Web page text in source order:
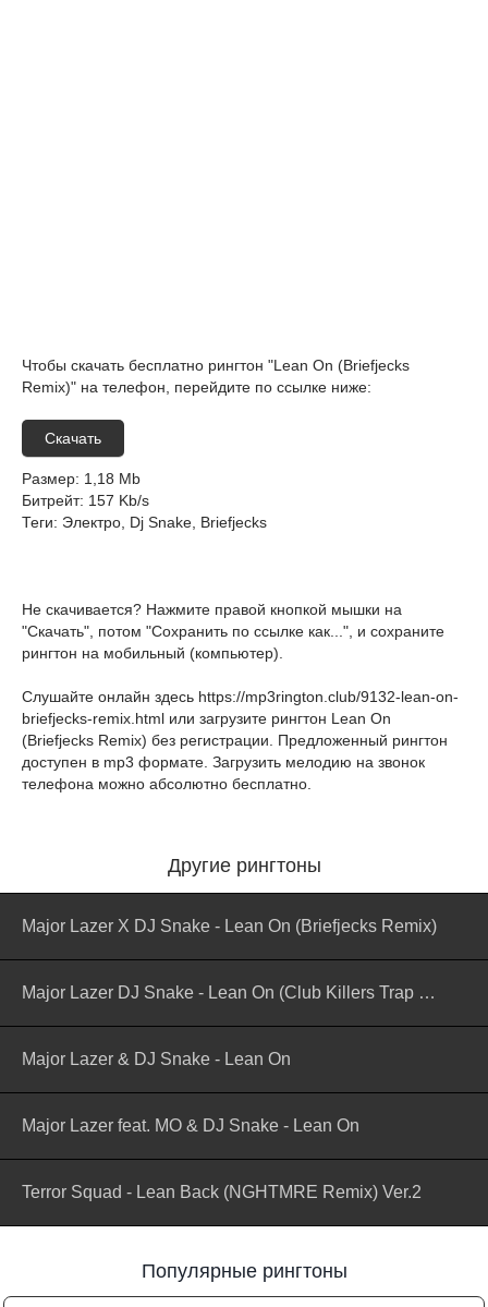
Чтобы скачать бесплатно рингтон "Lean On (Briefjecks
Remix)" на телефон, перейдите по ссылке ниже:
Скачать
Размер: 1,18 Mb
Битрейт: 157 Kb/s
Теги: Электро, Dj Snake, Briefjecks
Не скачивается? Нажмите правой кнопкой мышки на
"Скачать", потом "Сохранить по ссылке как...", и сохраните
рингтон на мобильный (компьютер).
Слушайте онлайн здесь https://mp3rington.club/9132-lean-on-
briefjecks-remix.html или загрузите рингтон Lean On
(Briefjecks Remix) без регистрации. Предложенный рингтон
доступен в mp3 формате. Загрузить мелодию на звонок
телефона можно абсолютно бесплатно.
Другие рингтоны
Major Lazer X DJ Snake - Lean On (Briefjecks Remix)
Major Lazer DJ Snake - Lean On (Club Killers Trap Remix)
Major Lazer & DJ Snake - Lean On
Major Lazer feat. MO & DJ Snake - Lean On
Terror Squad - Lean Back (NGHTMRE Remix) Ver.2
Популярные рингтоны